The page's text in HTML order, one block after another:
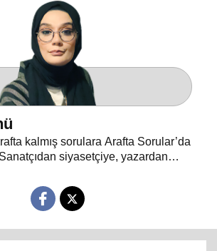
kalmış sorulara Arafta Sorular’da
siyasetçiye, yazardan
kendi arafını bu programda anlatıyor.
gündem ve siyasete dair her şeyin
takılan, cevabı bulunamayan
sorgulatıyor.